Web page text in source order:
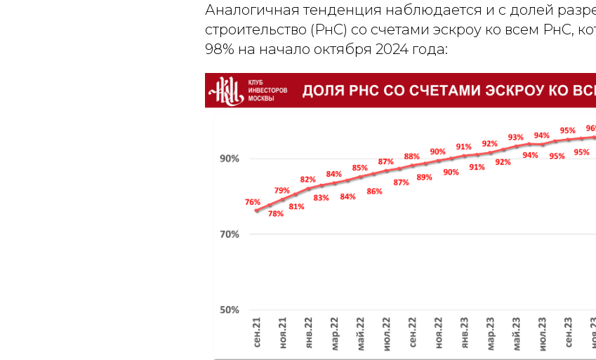
Аналогичная тенденция наблюдается и с долей
строительство (РнС) со счетами эскроу ко всем РнС,
98% на начало октября 2024 года: